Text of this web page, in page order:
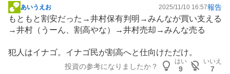
掲
示
板
事
あいうえお 2025/11/10 16:57報告
もともと割安だった→井村保有判明→みんなが買い支える
→井村（うーん、割高やな）→井村売却→みんな売る
犯人はイナゴ。イナゴ民が割高へと仕向けただけ。
投資の参考になりましたか？
はい
9
いいえ
7